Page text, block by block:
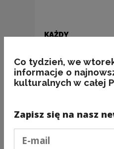
KAŻDY
Kategorie:
Co tydzień, we
informacje o
kulturalnych w całej
Zapisz się na nasz